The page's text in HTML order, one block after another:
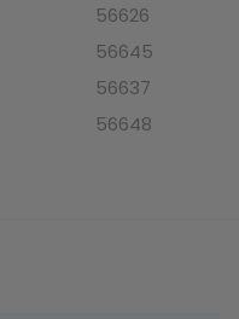
56626
56645
56637
56648